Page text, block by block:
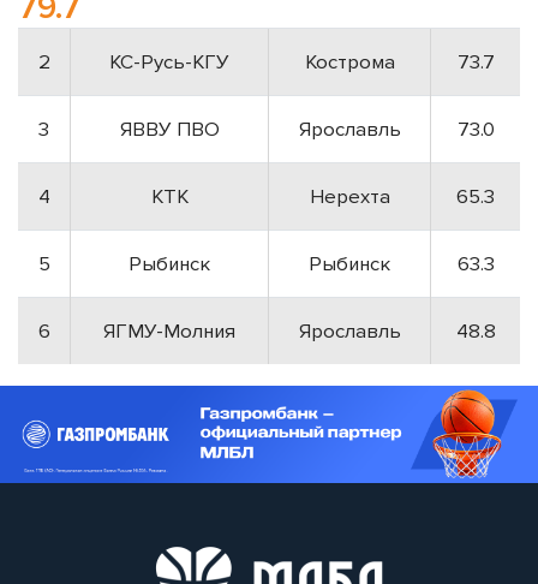
2 КС-Русь-КГУ Кострома 73.7
3 ЯВВУ ПВО Ярославль 73.0
4 КТК Нерехта 65.3
5 Рыбинск Рыбинск 63.3
6 ЯГМУ-Молния Ярославль 48.8